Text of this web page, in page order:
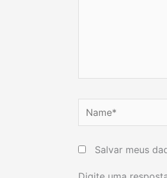
Name*
Salvar meus